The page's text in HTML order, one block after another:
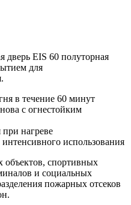
дверь EIS 60 полуторная
для
в течение 60 минут
с огнестойким
нагреве
использования
объектов, спортивных
и социальных
пожарных отсеков